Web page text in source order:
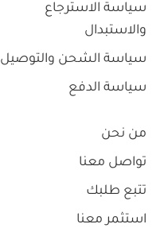
سياسة الاسترجاع
والاستبدال
سياسة الشحن والتوصيل
سياسة الدفع
من نحن
تواصل معنا
تتبع طلبك
استثمر معنا